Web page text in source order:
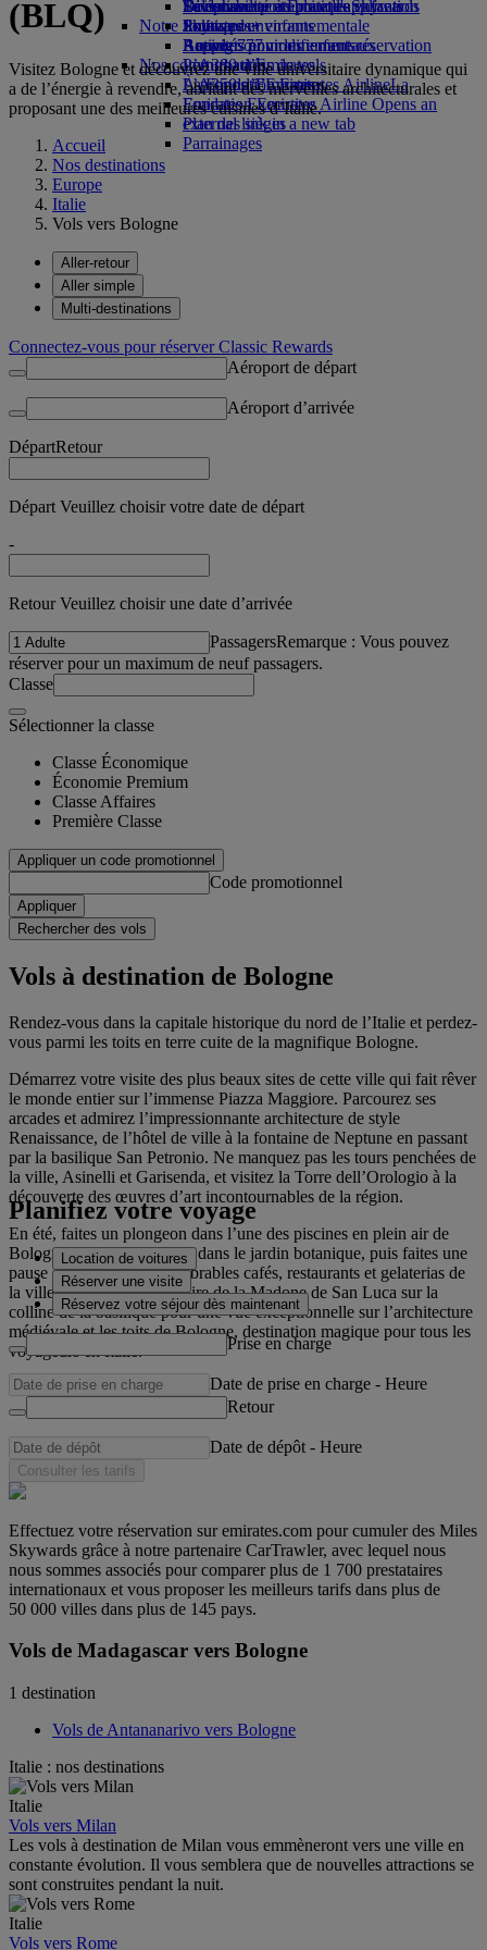
Boissons
Notre flotte
Boeing 777
L’A380 d’Emirates
L’A350 d’Emirates
Emirates Executive
Plan des sièges
Divertissements pour les enfants
Jouets pour enfants
Activités pour les enfants
La durabilité en pratique
Politique environnementale
Rapports environnementaux
Nos communautés
La Fondation Emirates AirlineLa
Fondation Emirates Airline Opens an
external link in a new tab
Parrainages
Se connecter à Emirates Skywards
Skywards+
Téléphone portable et l'application
Emirates
Annuler ou modifier une réservation
Perturbations de vols
À propos d’Emirates
(BLQ)
Visitez Bologne et découvrez une ville universitaire dynamique qui
a de l’énergie à revendre, abritant des merveilles architecturales et
proposant une des meilleures cuisines d’Italie.
Accueil
Nos destinations
Europe
Italie
Vols vers Bologne
Aller-retour
Aller simple
Multi-destinations
Connectez-vous pour réserver Classic Rewards
Aéroport de départ
Aéroport d’arrivée
DépartRetour
Départ Veuillez choisir votre date de départ
-
Retour Veuillez choisir une date d’arrivée
PassagersRemarque : Vous pouvez
réserver pour un maximum de neuf passagers.
Classe
Sélectionner la classe
Classe Économique
Économie Premium
Classe Affaires
Première Classe
Appliquer un code promotionnel
Code promotionnel
Appliquer
Rechercher des vols
Vols à destination de Bologne
Rendez-vous dans la capitale historique du nord de l’Italie et perdez-
vous parmi les toits en terre cuite de la magnifique Bologne.
Démarrez votre visite des plus beaux sites de cette ville qui fait rêver
le monde entier sur l’immense Piazza Maggiore. Parcourez ses
arcades et admirez l’impressionnante architecture de style
Renaissance, de l’hôtel de ville à la fontaine de Neptune en passant
par la basilique San Petronio. Ne manquez pas les tours penchées de
la ville, Asinelli et Garisenda, et visitez la Torre dell’Orologio à la
découverte des œuvres d’art incontournables de la région.
En été, faites un plongeon dans l’une des piscines en plein air de
Bologne et promenez-vous dans le jardin botanique, puis faites une
pause dans l’un des innombrables cafés, restaurants et gelaterias de
la ville. Montez au sanctuaire de la Madone de San Luca sur la
colline de la basilique pour une vue exceptionnelle sur l’architecture
médiévale et les toits de Bologne, destination magique pour tous les
voyageurs en Italie.
Planifiez votre voyage
Location de voitures
Réserver une visite
Réservez votre séjour dès maintenant
Prise en charge
Date de prise en charge - Heure
Retour
Date de dépôt - Heure
Consulter les tarifs
Effectuez votre réservation sur emirates.com pour cumuler des Miles
Skywards grâce à notre partenaire CarTrawler, avec lequel nous
nous sommes associés pour comparer plus de 1 700 prestataires
internationaux et vous proposer les meilleurs tarifs dans plus de
50 000 villes dans plus de 145 pays.
Vols de Madagascar vers Bologne
1 destination
Vols de Antananarivo vers Bologne
Italie : nos destinations
Italie
Vols vers Milan
Les vols à destination de Milan vous emmèneront vers une ville en
constante évolution. Il vous semblera que de nouvelles attractions se
sont construites pendant la nuit.
Italie
Vols vers Rome